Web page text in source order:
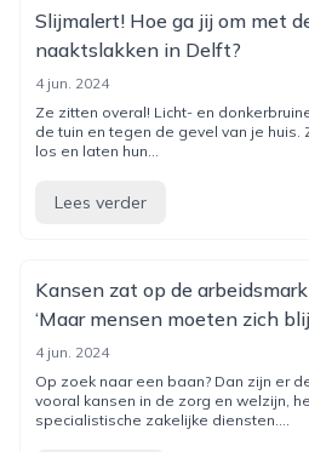
Slijmalert! Hoe ga jij om met
naaktslakken in Delft?
4 jun. 2024
Ze zitten overal! Licht- en
de tuin en tegen de gevel van je huis.
los en laten hun...
Lees verder
Kansen zat op de
‘Maar mensen moeten zich
4 jun. 2024
Op zoek naar een baan? Dan zijn er
vooral kansen in de zorg en welzijn,
specialistische zakelijke diensten....